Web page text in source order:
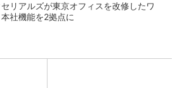
リアルズが東京オフィスを改修したワ
社機能を2拠点に